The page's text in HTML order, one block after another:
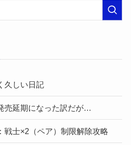
久しい日記
売延期になった訳だが…
戦士×2（ペア）制限解除攻略